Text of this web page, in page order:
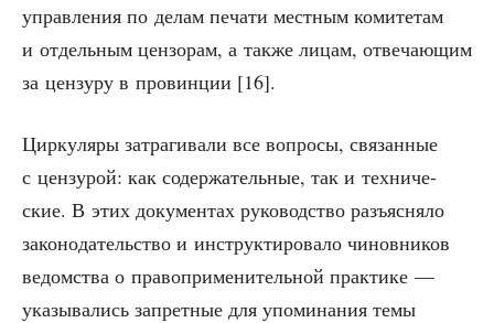
управ­ле­ния по делам печа­ти мест­ным коми­те­там
и отдель­ным цен­зо­рам, а так­же лицам, отве­ча­ю­щим
за цен­зу­ру в про­вин­ции [16].
Цир­ку­ля­ры затра­ги­ва­ли все вопро­сы, свя­зан­ные
с цен­зу­рой: как содер­жа­тель­ные, так и тех­ни­че­
ские. В этих доку­мен­тах руко­вод­ство разъ­яс­ня­ло
зако­но­да­тель­ство и инструк­ти­ро­ва­ло чинов­ни­ков
ведом­ства о пра­во­при­ме­ни­тель­ной прак­ти­ке —
ука­зы­ва­лись запрет­ные для упо­ми­на­ния темы